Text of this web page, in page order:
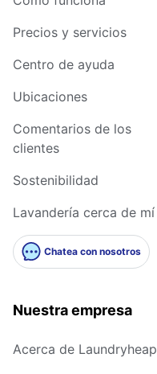
Precios y servicios
Centro de ayuda
Ubicaciones
Comentarios de los
clientes
Sostenibilidad
Lavandería cerca de mí
Chatea con nosotros
Nuestra empresa
Acerca de Laundryheap